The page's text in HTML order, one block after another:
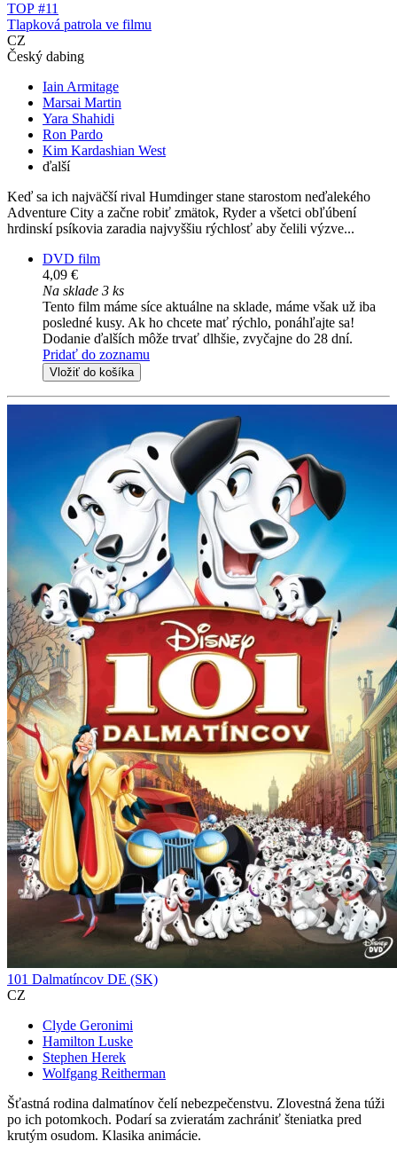
TOP #11
Tlapková patrola ve filmu
CZ
Český dabing
Iain Armitage
Marsai Martin
Yara Shahidi
Ron Pardo
Kim Kardashian West
ďalší
Keď sa ich najväčší rival Humdinger stane starostom neďalekého
Adventure City a začne robiť zmätok, Ryder a všetci obľúbení
hrdinskí psíkovia zaradia najvyššiu rýchlosť aby čelili výzve...
DVD film
4,09 €
Na sklade 3 ks
Tento film máme síce aktuálne na sklade, máme však už iba
posledné kusy. Ak ho chcete mať rýchlo, ponáhľajte sa!
Dodanie ďalších môže trvať dlhšie, zvyčajne do 28 dní.
Pridať do zoznamu
Vložiť do košíka
101 Dalmatíncov DE (SK)
CZ
Clyde Geronimi
Hamilton Luske
Stephen Herek
Wolfgang Reitherman
Šťastná rodina dalmatínov čelí nebezpečenstvu. Zlovestná žena túži
po ich potomkoch. Podarí sa zvieratám zachrániť šteniatka pred
krutým osudom. Klasika animácie.